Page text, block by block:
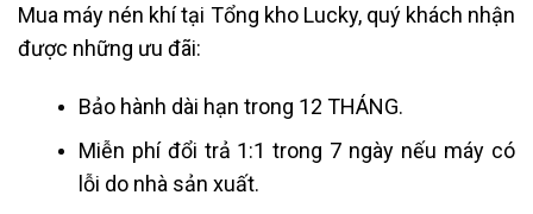
Mua máy nén khí tại Tổng kho Lucky, quý khách nhận
được những ưu đãi:
Bảo hành dài hạn trong 12 THÁNG.
Miễn phí đổi trả 1:1 trong 7 ngày nếu máy có
lỗi do nhà sản xuất.